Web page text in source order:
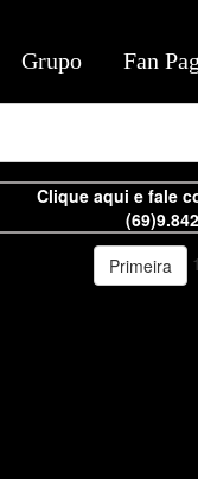
Clique aqui e fale
Primeira
1
Grupo Fan